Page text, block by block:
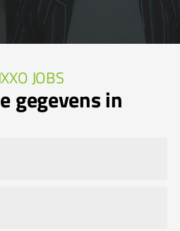
JOBS
gegevens in